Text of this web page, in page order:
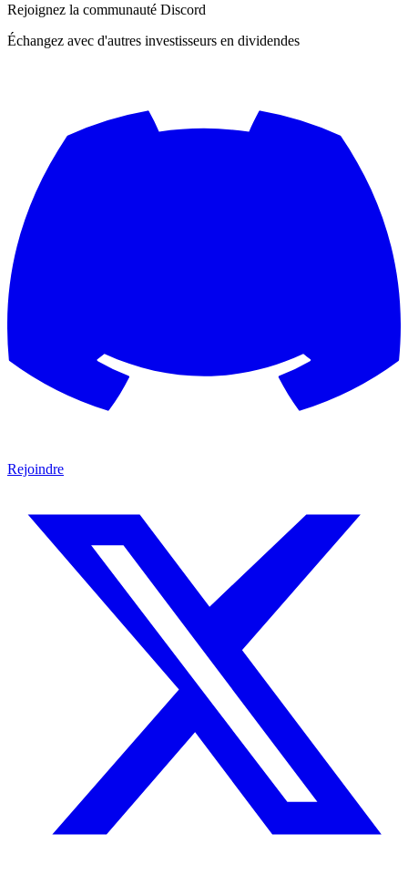
Rejoignez la communauté Discord
Échangez avec d'autres investisseurs en dividendes
Rejoindre